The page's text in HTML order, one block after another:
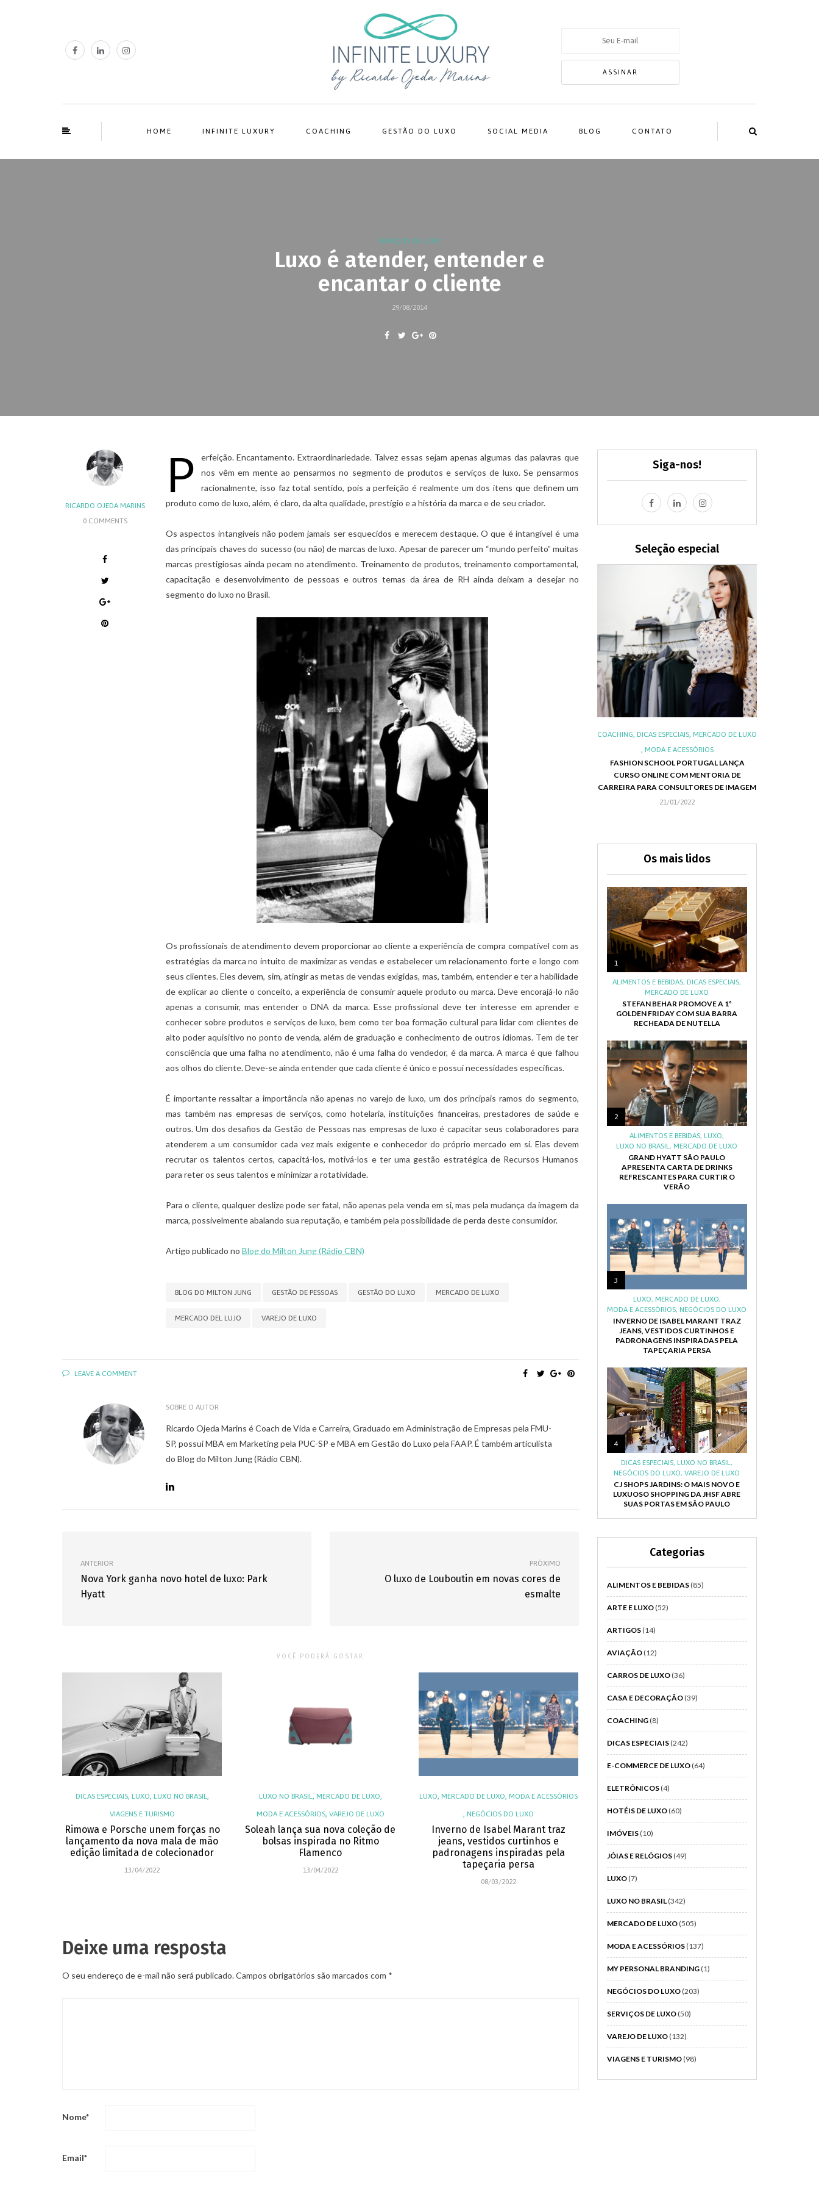
HOME INFINITE LUXURY COACHING GESTÃO DO LUXO SOCIAL MEDIA BLOG CONTATO
SERVIÇOS DE LUXO
Luxo é atender, entender e
encantar o cliente
29/08/2014
RICARDO OJEDA MARINS
0 COMMENTS
P
erfeição. Encantamento. Extraordinariedade. Talvez essas sejam apenas algumas das palavras que
nos vêm em mente ao pensarmos no segmento de produtos e serviços de luxo. Se pensarmos
racionalmente, isso faz total sentido, pois a perfeição é realmente um dos ítens que definem um
produto como de luxo, além, é claro, da alta qualidade, prestígio e a história da marca e de seu criador.
Os aspectos intangíveis não podem jamais ser esquecidos e merecem destaque. O que é intangível é uma
das principais chaves do sucesso (ou não) de marcas de luxo. Apesar de parecer um “mundo perfeito” muitas
marcas prestigiosas ainda pecam no atendimento. Treinamento de produtos, treinamento comportamental,
capacitação e desenvolvimento de pessoas e outros temas da área de RH ainda deixam a desejar no
segmento do luxo no Brasil.
Os profissionais de atendimento devem proporcionar ao cliente a experiência de compra compatível com as
estratégias da marca no intuito de maximizar as vendas e estabelecer um relacionamento forte e longo com
seus clientes. Eles devem, sim, atingir as metas de vendas exigidas, mas, também, entender e ter a habilidade
de explicar ao cliente o conceito, a experiência de consumir aquele produto ou marca. Deve encorajá-lo não
apenas a consumir, mas entender o DNA da marca. Esse profissional deve ter interesse em aprender e
conhecer sobre produtos e serviços de luxo, bem como ter boa formação cultural para lidar com clientes de
alto poder aquisitivo no ponto de venda, além de graduação e conhecimento de outros idiomas. Tem de ter
consciência que uma falha no atendimento, não é uma falha do vendedor, é da marca. A marca é que falhou
aos olhos do cliente. Deve-se ainda entender que cada cliente é único e possui necessidades específicas.
É importante ressaltar a importância não apenas no varejo de luxo, um dos principais ramos do segmento,
mas também nas empresas de serviços, como hotelaria, instituições financeiras, prestadores de saúde e
outros. Um dos desafios da Gestão de Pessoas nas empresas de luxo é capacitar seus colaboradores para
atenderem a um consumidor cada vez mais exigente e conhecedor do próprio mercado em si. Elas devem
recrutar os talentos certos, capacitá-los, motivá-los e ter uma gestão estratégica de Recursos Humanos
para reter os seus talentos e minimizar a rotatividade.
Para o cliente, qualquer deslize pode ser fatal, não apenas pela venda em si, mas pela mudança da imagem da
marca, possivelmente abalando sua reputação, e também pela possibilidade de perda deste consumidor.
Artigo publicado no Blog do Milton Jung(Rádio CBN)
BLOG DO MILTON JUNG GESTÃO DE PESSOAS GESTÃO DO LUXO MERCADO DE LUXO
MERCADO DEL LUJO VAREJO DE LUXO
LEAVE A COMMENT
SOBRE O AUTOR
Ricardo Ojeda Marins é Coach de Vida e Carreira, Graduado em Administração de Empresas pela FMU-
SP, possui MBA em Marketing pela PUC-SP e MBA em Gestão do Luxo pela FAAP. É também articulista
do Blog do Milton Jung (Rádio CBN).
ANTERIOR
Nova York ganha novo hotel de luxo: Park
Hyatt
PRÓXIMO
O luxo de Louboutin em novas cores de
esmalte
VOCÊ PODERÁ GOSTAR
DICAS ESPECIAIS, LUXO, LUXO NO BRASIL,
VIAGENS E TURISMO
Rimowa e Porsche unem forças no
lançamento da nova mala de mão
edição limitada de colecionador
13/04/2022
LUXO NO BRASIL, MERCADO DE LUXO,
MODA E ACESSÓRIOS, VAREJO DE LUXO
Soleah lança sua nova coleção de
bolsas inspirada no Ritmo
Flamenco
13/04/2022
LUXO,MERCADO DE LUXO,MODA E ACESSÓRIOS
,NEGÓCIOS DO LUXO
Inverno de Isabel Marant traz
jeans, vestidos curtinhos e
padronagens inspiradas pela
tapeçaria persa
08/03/2022
Deixe uma resposta
O seu endereço de e-mail não será publicado.Campos obrigatórios são marcados com *
Nome*
Email*
Siga-nos!
Seleção especial
MERCADO DE LUXO
VAREJO DE LUXO
LUXO NO BRASIL,MERCADO DE LUXO
6 COMPORTAMENTOS ESSENCIAIS PARA
CORRETORES DE IMÓVEIS DE LUXO
17/09/2021
COACHING
MERCADO DE LUXO
6 LIÇÕES DE CARREIRA DA SÉRIE EMILY IN
COACHING, DICAS ESPECIAIS, MERCADO DE LUXO
, MODA E ACESSÓRIOS
FASHION SCHOOL PORTUGAL LANÇA
CURSO ONLINE COM MENTORIA DE
CARREIRA PARA CONSULTORES DE IMAGEM
21/01/2022
Os mais lidos
1
ALIMENTOS E BEBIDAS,DICAS ESPECIAIS,
MERCADO DE LUXO
STEFAN BEHAR PROMOVE A 1ª
GOLDEN FRIDAY COM SUA BARRA
RECHEADA DE NUTELLA
2
ALIMENTOS E BEBIDAS,LUXO,
LUXO NO BRASIL,MERCADO DE LUXO
GRAND HYATT SÃO PAULO
APRESENTA CARTA DE DRINKS
REFRESCANTES PARA CURTIR O
VERÃO
3
LUXO, MERCADO DE LUXO,
MODA E ACESSÓRIOS,NEGÓCIOS DO LUXO
INVERNO DE ISABEL MARANT TRAZ
JEANS, VESTIDOS CURTINHOS E
PADRONAGENS INSPIRADAS PELA
TAPEÇARIA PERSA
4
DICAS ESPECIAIS,LUXO NO BRASIL,
NEGÓCIOS DO LUXO,VAREJO DE LUXO
CJ SHOPS JARDINS: O MAIS NOVO E
LUXUOSO SHOPPING DA JHSF ABRE
SUAS PORTAS EM SÃO PAULO
Categorias
ALIMENTOS E BEBIDAS(85)
ARTE E LUXO(52)
ARTIGOS(14)
AVIAÇÃO(12)
CARROS DE LUXO(36)
CASA E DECORAÇÃO(39)
COACHING(8)
DICAS ESPECIAIS(242)
E-COMMERCE DE LUXO(64)
ELETRÔNICOS(4)
HOTÉIS DE LUXO(60)
IMÓVEIS(10)
JÓIAS E RELÓGIOS(49)
LUXO(7)
LUXO NO BRASIL(342)
MERCADO DE LUXO(505)
MODA E ACESSÓRIOS(137)
MY PERSONAL BRANDING(1)
NEGÓCIOS DO LUXO(203)
SERVIÇOS DE LUXO(50)
VAREJO DE LUXO(132)
VIAGENS E TURISMO(98)